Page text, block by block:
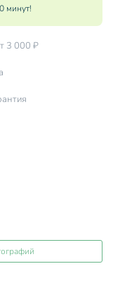
минут!
3 000 ₽